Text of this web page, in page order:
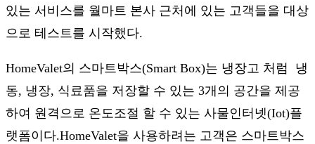
있는 서비스를 월마트 본사 근처에 있는 고객들을 대상
으로 테스트를 시작했다.
HomeValet의 스마트박스(Smart Box)는 냉장고 처럼 냉
동, 냉장, 식료품을 저장할 수 있는 3개의 공간을 제공
하여 원격으로 온도조절 할 수 있는 사물인터넷(Iot)플
랫폼이다.HomeValet을 사용하려는 고객은 스마트박스